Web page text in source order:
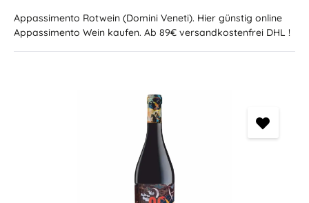
Appassimento Rotwein (Domini Veneti). Hier günstig online
Appassimento Wein kaufen. Ab 89€ versandkostenfrei DHL !